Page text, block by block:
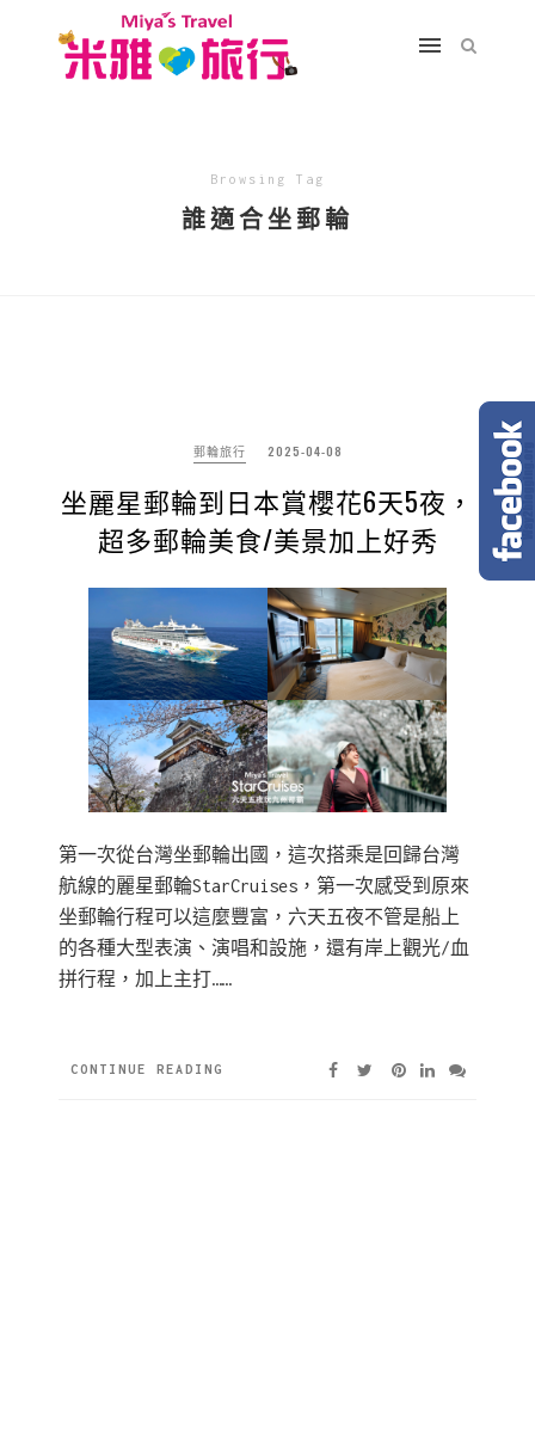
Browsing Tag
誰適合坐郵輪
郵輪旅行 2025-04-08
坐麗星郵輪到日本賞櫻花6天5夜，
超多郵輪美食/美景加上好秀
第一次從台灣坐郵輪出國，這次搭乘是回歸台灣
航線的麗星郵輪StarCruises，第一次感受到原來
坐郵輪行程可以這麼豐富，六天五夜不管是船上
的各種大型表演、演唱和設施，還有岸上觀光/血
拼行程，加上主打……
CONTINUE READING